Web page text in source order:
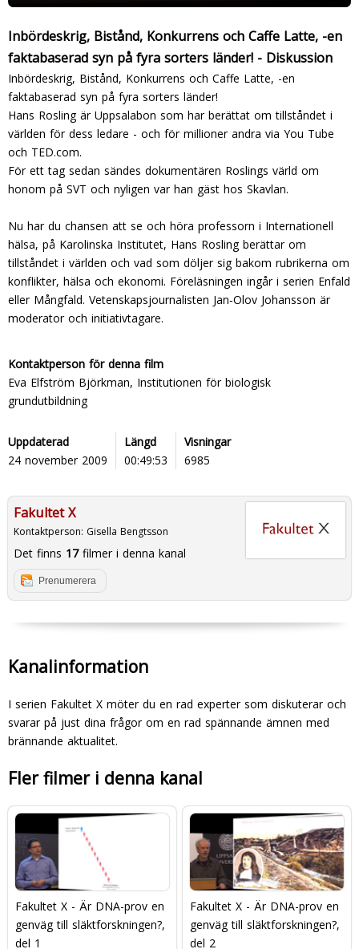
Inbördeskrig, Bistånd, Konkurrens och Caffe Latte, -en
faktabaserad syn på fyra sorters länder! - Diskussion
Inbördeskrig, Bistånd, Konkurrens och Caffe Latte, -en
faktabaserad syn på fyra sorters länder!
Hans Rosling är Uppsalabon som har berättat om tillståndet i
världen för dess ledare - och för millioner andra via You Tube
och TED.com.
För ett tag sedan sändes dokumentären Roslings värld om
honom på SVT och nyligen var han gäst hos Skavlan.
Nu har du chansen att se och höra professorn i Internationell
hälsa, på Karolinska Institutet, Hans Rosling berättar om
tillståndet i världen och vad som döljer sig bakom rubrikerna om
konflikter, hälsa och ekonomi. Föreläsningen ingår i serien Enfald
eller Mångfald. Vetenskapsjournalisten Jan-Olov Johansson är
moderator och initiativtagare.
Kontaktperson för denna film
Eva Elfström Björkman, Institutionen för biologisk
grundutbildning
Uppdaterad
24 november 2009
Längd
00:49:53
Visningar
6985
Fakultet X
Kontaktperson: Gisella Bengtsson
Det finns 17filmer i denna kanal
Prenumerera
Kanalinformation
I serien Fakultet X möter du en rad experter som diskuterar och
svarar på just dina frågor om en rad spännande ämnen med
brännande aktualitet.
Fler filmer i denna kanal
Fakultet X - Är DNA-prov en
genväg till släktforskningen?,
del 1
Fakultet X - Är DNA-prov en
genväg till släktforskningen?,
del 2